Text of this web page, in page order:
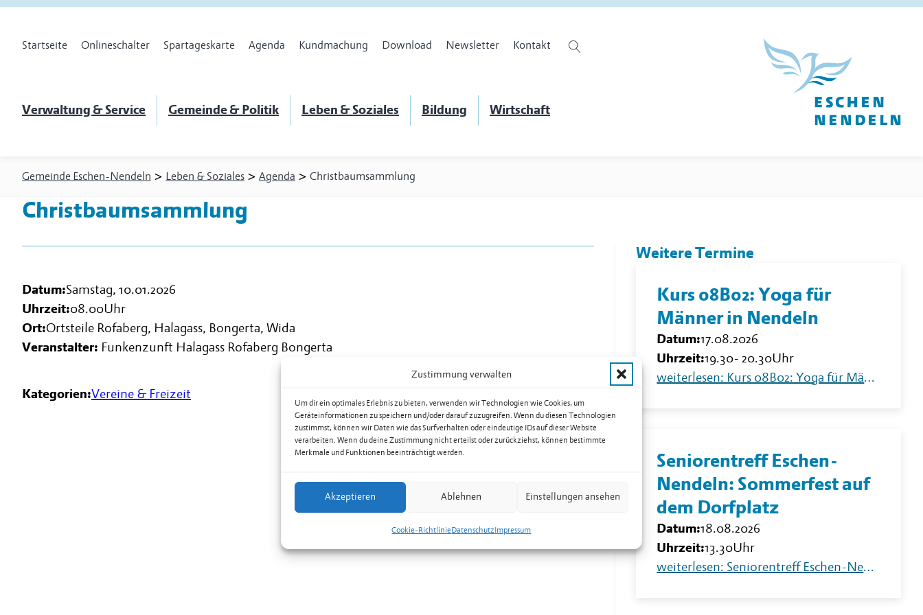
Zustimmung verwalten
Um dir ein optimales Erlebnis zu bieten, verwenden wir Technologien wie Cookies, um
Geräteinformationen zu speichern und/oder darauf zuzugreifen. Wenn du diesen Technologien
zustimmst, können wir Daten wie das Surfverhalten oder eindeutige IDs auf dieser Website
verarbeiten. Wenn du deine Zustimmung nicht erteilst oder zurückziehst, können bestimmte
Merkmale und Funktionen beeinträchtigt werden.
Akzeptieren Ablehnen Einstellungen ansehen
Cookie-RichtlinieDatenschutzImpressum
Startseite Onlineschalter Spartageskarte Agenda Kundmachung Download Newsletter Kontakt
Verwaltung & Service Gemeinde & Politik Leben & Soziales Bildung Wirtschaft
Gemeinde Eschen-Nendeln > Leben & Soziales > Agenda > Christbaumsammlung
Christbaumsammlung
Datum:Samstag, 10.01.2026
Uhrzeit:08.00Uhr
Ort:Ortsteile Rofaberg, Halagass, Bongerta, Wida
Veranstalter: Funkenzunft Halagass Rofaberg Bongerta
Kategorien:Vereine & Freizeit
Weitere Termine
Kurs 08B02: Yoga für
Männer in Nendeln
Datum:17.08.2026
Uhrzeit:19.30-20.30Uhr
weiterlesen: Kurs 08B02: Yoga für Männer in Nendeln
Seniorentreff Eschen-
Nendeln: Sommerfest auf
dem Dorfplatz
Datum:18.08.2026
Uhrzeit:13.30Uhr
weiterlesen: Seniorentreff Eschen-Nendeln: Sommerfest auf dem Dorfplatz